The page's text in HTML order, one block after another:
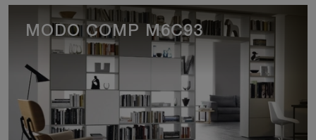
MODO COMP M6C93